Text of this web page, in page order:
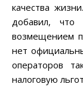
качества
добавил,
возмещением
нет
операторов
налоговую